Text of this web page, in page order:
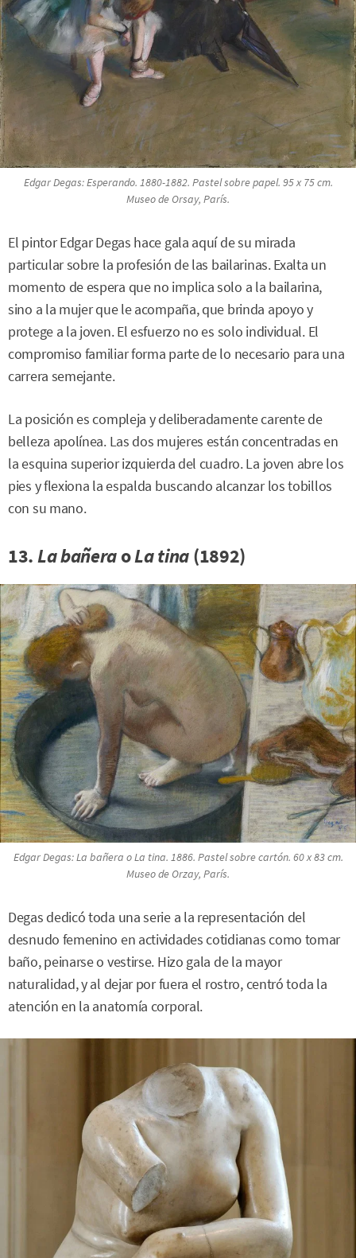
Edgar Degas:Esperando. 1880-1882. Pastel sobre papel. 95 x 75 cm.
Museo de Orsay, París.
El pintor Edgar Degas hace gala aquí de su mirada
particular sobre la profesión de las bailarinas. Exalta un
momento de espera que no implica solo a la bailarina,
sino a la mujer que le acompaña, que brinda apoyo y
protege a la joven. El esfuerzo no es solo individual. El
compromiso familiar forma parte de lo necesario para una
carrera semejante.
La posición es compleja y deliberadamente carente de
belleza apolínea. Las dos mujeres están concentradas en
la esquina superior izquierda del cuadro. La joven abre los
pies y flexiona la espalda buscando alcanzar los tobillos
con su mano.
13.La bañeraoLa tina(1892)
Edgar Degas:La bañera oLa tina. 1886. Pastel sobre cartón. 60 x 83 cm.
Museo de Orzay, París.
Degas dedicó toda una serie a la representación del
desnudo femenino en actividades cotidianas como tomar
baño, peinarse o vestirse. Hizo gala de la mayor
naturalidad, y al dejar por fuera el rostro, centró toda la
atención en la anatomía corporal.